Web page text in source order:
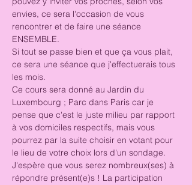
envies, ce sera l'occasion de vous
rencontrer et de faire une séance
ENSEMBLE.
Si tout se passe bien et que ça vous plait,
ce sera une séance que j'effectuerais tous
les mois.
Ce cours sera donné au Jardin du
Luxembourg ; Parc dans Paris car je
pense que c'est le juste milieu par rapport
à vos domiciles respectifs, mais vous
pourrez par la suite choisir en votant pour
le lieu de votre choix lors d'un sondage.
J'espère que vous serez nombreux(ses) à
répondre présent(e)s ! La participation